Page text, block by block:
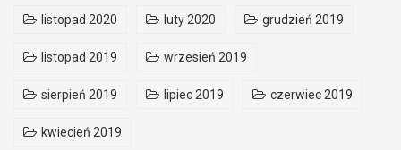
listopad 2020 luty 2020 grudzień 2019
listopad 2019 wrzesień 2019
sierpień 2019 lipiec 2019 czerwiec 2019
kwiecień 2019